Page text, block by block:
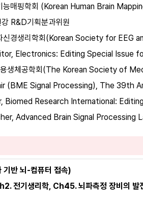
능매핑학회 (Korean Human Brain
R&D기획분과위원
신경생리학회(Korean Society for EEG
Electronics: Editing Special Issue
용생체공학회(The Korean Society of
(BME Signal Processing), The 39th
Biomed Research International:
Advanced Brain Signal Processing
반 뇌-컴퓨터 접속)
전기생리학, Ch45. 뇌파측정 장비의 발